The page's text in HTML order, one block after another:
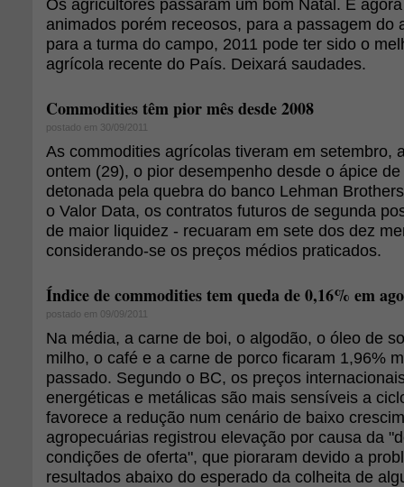
Os agricultores passaram um bom Natal. E
animados porém receosos, para a passagem do
para a turma do campo, 2011 pode ter sido o
agrícola recente do País. Deixará saudades.
Commodities têm pior mês desde 2008
postado em 30/09/2011
As commodities agrícolas tiveram em setembro,
ontem (29), o pior desempenho desde o ápice
detonada pela quebra do banco Lehman
o Valor Data, os contratos futuros de segunda
de maior liquidez - recuaram em sete dos dez
considerando-se os preços médios praticados.
Índice de commodities tem queda de 0,16% em
postado em 09/09/2011
Na média, a carne de boi, o algodão, o óleo de
milho, o café e a carne de porco ficaram 1,96%
passado. Segundo o BC, os preços
energéticas e metálicas são mais sensíveis a
favorece a redução num cenário de baixo
agropecuárias registrou elevação por causa da
condições de oferta", que pioraram devido a
resultados abaixo do esperado da colheita de